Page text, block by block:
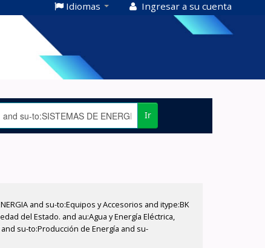
Idiomas Ingresar a su cuenta
Ir
and su-to:Equipos y Accesorios and itype:BK
del Estado. and au:Agua y Energía Eléctrica,
su-to:Producción de Energía and su-